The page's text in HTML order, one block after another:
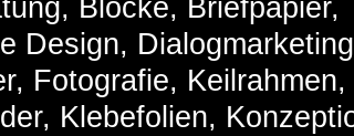
Blöcke, Briefpapier,
Design,
Fotografie, Keilrahmen,
Klebefolien,